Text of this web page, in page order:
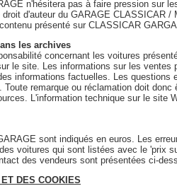
n'hésitera pas à faire pression sur
d'auteur du GARAGE CLASSICAR /
présenté sur CLASSICAR
les archives
concernant les voitures
le site. Les informations sur les
informations factuelles. Les
Toute remarque ou réclamation doit
L'information technique sur le site
sont indiqués en euros. Les
voitures qui sont listées avec le 'prix
des vendeurs sont présentées ci-
DES COOKIES